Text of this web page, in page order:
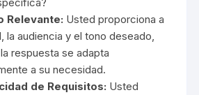
Relevante: Usted proporciona a
la audiencia y el tono deseado,
respuesta se adapta
a su necesidad.
de Requisitos: Usted